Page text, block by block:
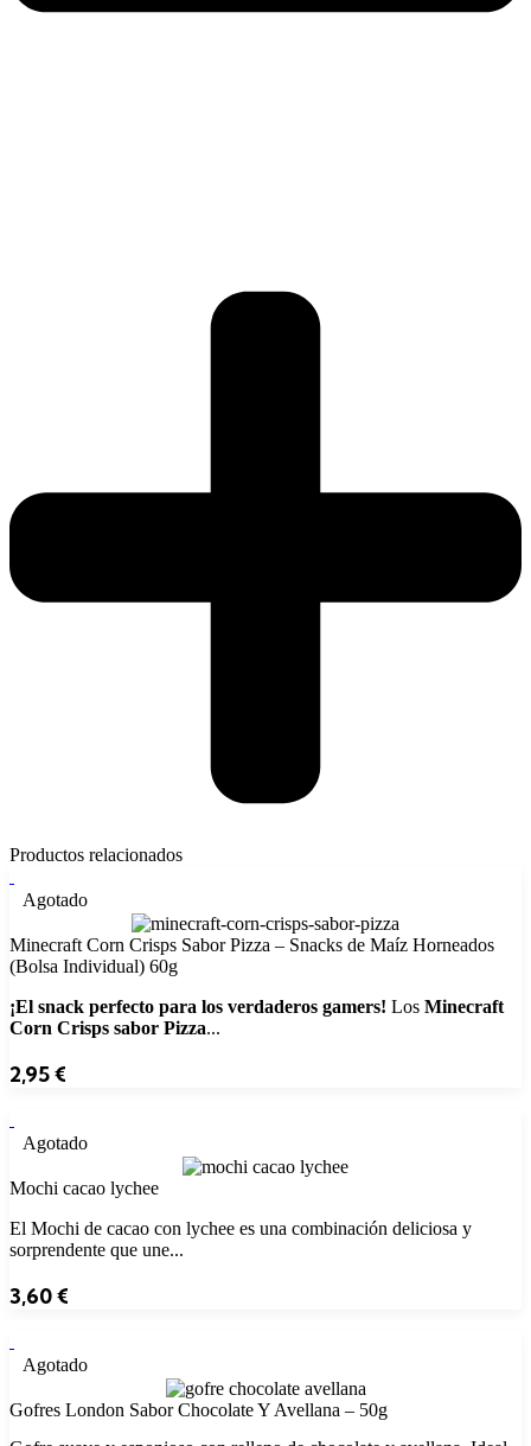
Productos relacionados
Agotado
Minecraft Corn Crisps Sabor Pizza – Snacks de Maíz Horneados
(Bolsa Individual) 60g
¡El snack perfecto para los verdaderos gamers! Los Minecraft
Corn Crisps sabor Pizza...
2,95€
Agotado
Mochi cacao lychee
El Mochi de cacao con lychee es una combinación deliciosa y
sorprendente que une...
3,60€
Agotado
Gofres London Sabor Chocolate Y Avellana – 50g